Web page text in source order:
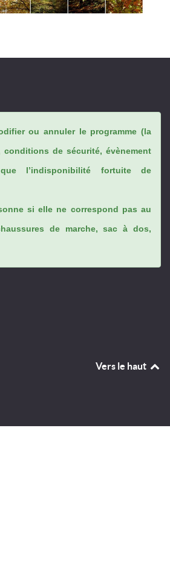
ou annuler le programme (la
de sécurité, évènement
l’indisponibilité fortuite de
si elle ne correspond pas au
de marche, sac à dos,
Vers le haut